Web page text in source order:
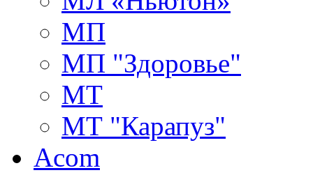
МП
МП "Здоровье"
МТ
МТ "Карапуз"
Acom